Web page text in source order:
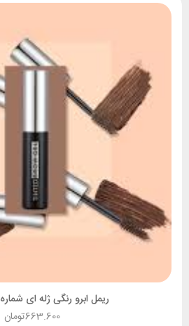
ریمل ابرو رنگی ژله ای شماره 03 فلورمار
تومان663.600